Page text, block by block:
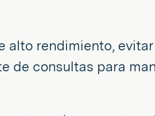
rendimiento,
de consultas para